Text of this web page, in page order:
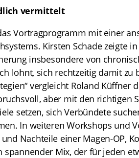
vermittelt
Vortragprogramm mit einer
Kirsten Schade zeigte
insbesondere von
lohnt, sich rechtzeitig damit zu
vergleicht Roland Küffner
aber mit den richtigen
setzen, sich Verbündete
In weiteren Workshops und
Nachteile einer Magen-OP,
spannender Mix, der für jeden